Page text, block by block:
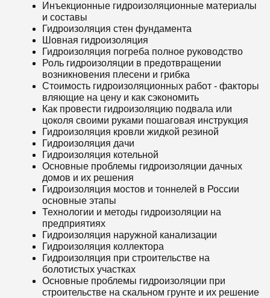
Инъекционные гидроизоляционные материалы
и составы
Гидроизоляция стен фундамента
Шовная гидроизоляция
Гидроизоляция погреба полное руководство
Роль гидроизоляции в предотвращении
возникновения плесени и грибка
Стоимость гидроизоляционных работ - факторы
вляющие на цену и как сэкономить
Как провести гидроизоляцию подвала или
цоколя своими руками пошаговая инструкция
Гидроизоляция кровли жидкой резиной
Гидроизоляция дачи
Гидроизоляция котельной
Основные проблемы гидроизоляции дачных
домов и их решения
Гидроизоляция мостов и тоннелей в России
основные этапы
Технологии и методы гидроизоляции на
предприятиях
Гидроизоляция наружной канализации
Гидроизоляция коллектора
Гидроизоляция при строительстве на
болотистых участках
Основные проблемы гидроизоляции при
строительстве на скальном грунте и их решение